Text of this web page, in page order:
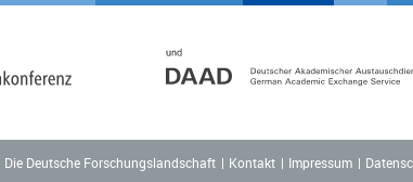
Die Deutsche Forschungslandschaft Kontakt Impressum